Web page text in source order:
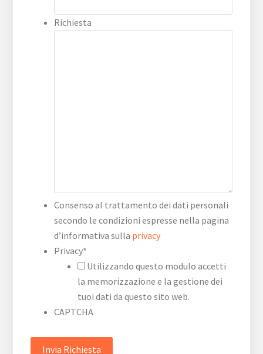
Richiesta
Consenso al trattamento dei dati personali
secondo le condizioni espresse nella pagina
d’informativa sulla privacy
Privacy*
Utilizzando questo modulo accetti
la memorizzazione e la gestione dei
tuoi dati da questo sito web.
CAPTCHA